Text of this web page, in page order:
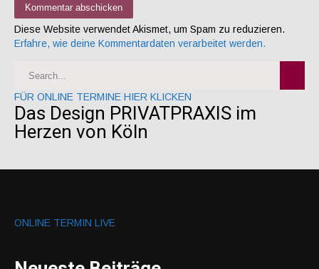
Diese Website verwendet Akismet, um Spam zu reduzieren.
Erfahre, wie deine Kommentardaten verarbeitet werden.
FÜR ONLINE TERMINE HIER KLICKEN
Das Design PRIVATPRAXIS im
Herzen von Köln
ONLINE TERMIN LIVE